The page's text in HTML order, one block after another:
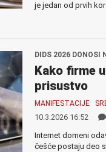
je jedan od prvih
DIDS 2026 DONOSI
Kako firme
prisustvo
MANIFESTACIJE
10.3.2026 16:52
Internet domeni
češće postaju deo